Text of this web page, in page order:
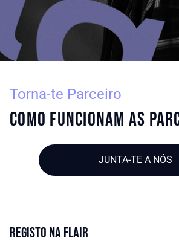
Torna-te Parceiro
Como funcionam as
JUNTA-TE A NÓS
REGISTO NA FLAIR